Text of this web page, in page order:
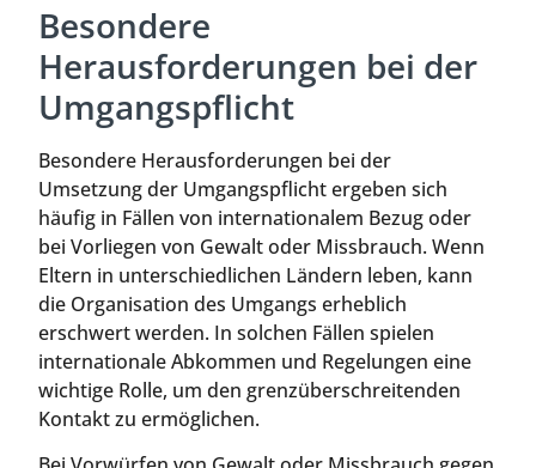
Besondere
Herausforderungen bei der
Umgangspflicht
Besondere Herausforderungen bei der
Umsetzung der Umgangspflicht ergeben sich
häufig in Fällen von internationalem Bezug oder
bei Vorliegen von Gewalt oder Missbrauch. Wenn
Eltern in unterschiedlichen Ländern leben, kann
die Organisation des Umgangs erheblich
erschwert werden. In solchen Fällen spielen
internationale Abkommen und Regelungen eine
wichtige Rolle, um den grenzüberschreitenden
Kontakt zu ermöglichen.